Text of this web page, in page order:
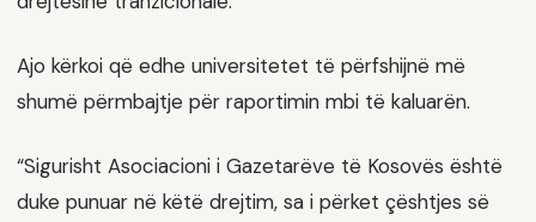
Ajo kërkoi që edhe universitetet të përfshijnë më
shumë përmbajtje për raportimin mbi të kaluarën.
“Sigurisht Asociacioni i Gazetarëve të Kosovës është
duke punuar në këtë drejtim, sa i përket çështjes së